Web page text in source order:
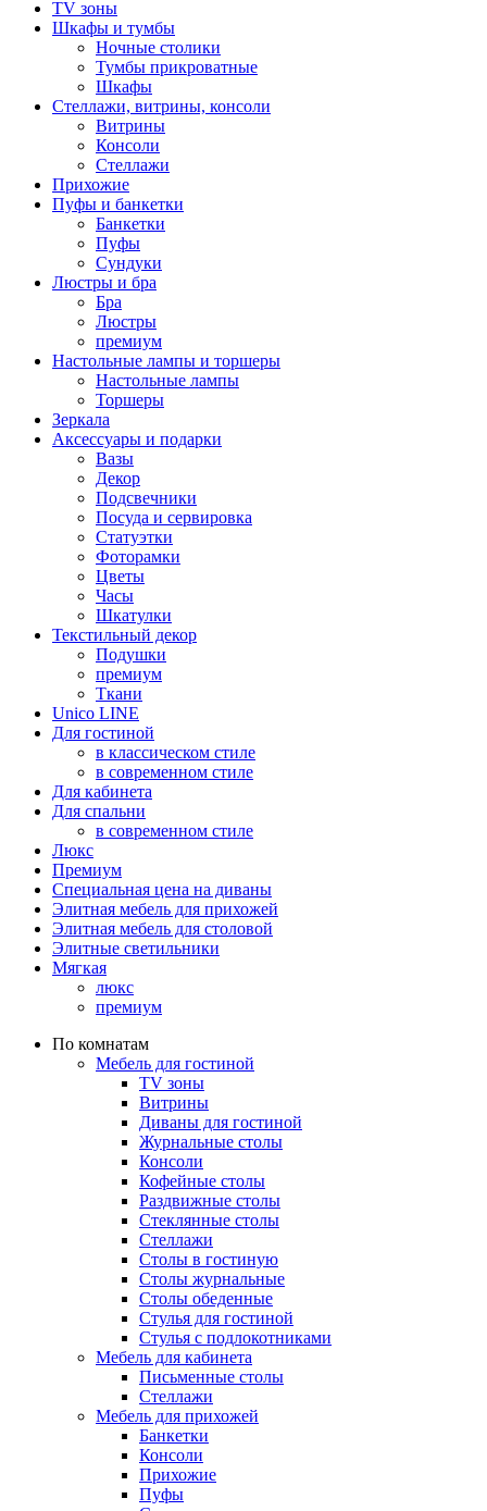
TV зоны
Шкафы и тумбы
Ночные столики
Тумбы прикроватные
Шкафы
Стеллажи, витрины, консоли
Витрины
Консоли
Стеллажи
Прихожие
Пуфы и банкетки
Банкетки
Пуфы
Сундуки
Люстры и бра
Бра
Люстры
премиум
Настольные лампы и торшеры
Настольные лампы
Торшеры
Зеркала
Аксессуары и подарки
Вазы
Декор
Подсвечники
Посуда и сервировка
Статуэтки
Фоторамки
Цветы
Часы
Шкатулки
Текстильный декор
Подушки
премиум
Ткани
Unico LINE
Для гостиной
в классическом стиле
в современном стиле
Для кабинета
Для спальни
в современном стиле
Люкс
Премиум
Специальная цена на диваны
Элитная мебель для прихожей
Элитная мебель для столовой
Элитные светильники
Мягкая
люкс
премиум
По комнатам
Мебель для гостиной
TV зоны
Витрины
Диваны для гостиной
Журнальные столы
Консоли
Кофейные столы
Раздвижные столы
Стеклянные столы
Стеллажи
Столы в гостиную
Столы журнальные
Столы обеденные
Стулья для гостиной
Стулья с подлокотниками
Мебель для кабинета
Письменные столы
Стеллажи
Мебель для прихожей
Банкетки
Консоли
Прихожие
Пуфы